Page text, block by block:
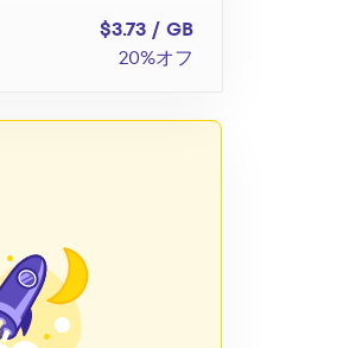
$3.73 / GB
20%オフ